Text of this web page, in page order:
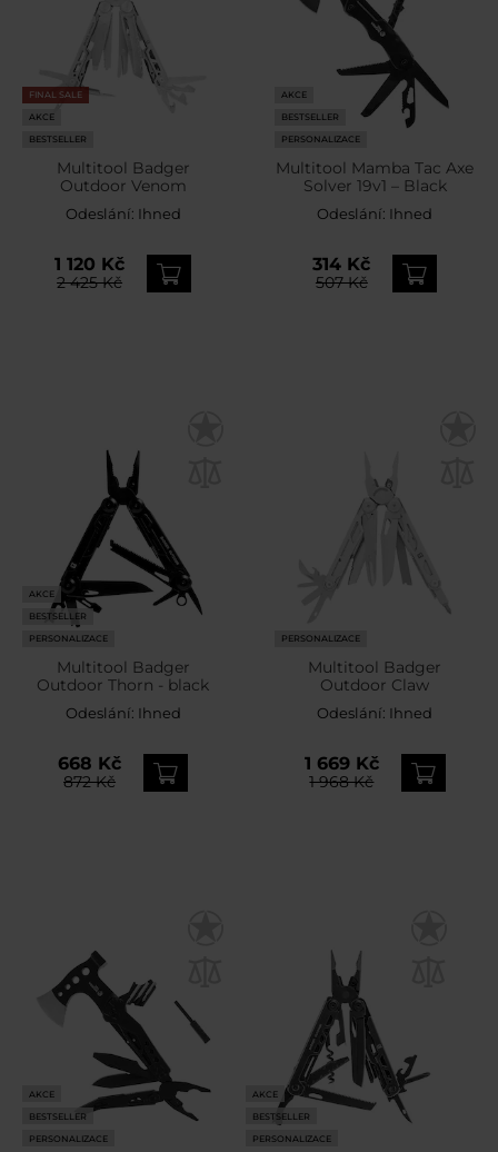
FINAL SALE
AKCE
BESTSELLER
Multitool Badger
Outdoor Venom
Odeslání: Ihned
1 120 Kč
2 425 Kč
AKCE
BESTSELLER
PERSONALIZACE
Multitool Mamba Tac Axe
Solver 19v1 – Black
Odeslání: Ihned
314 Kč
507 Kč
AKCE
BESTSELLER
PERSONALIZACE
Multitool Badger
Outdoor Thorn - black
Odeslání: Ihned
668 Kč
872 Kč
PERSONALIZACE
Multitool Badger
Outdoor Claw
Odeslání: Ihned
1 669 Kč
1 968 Kč
AKCE
BESTSELLER
PERSONALIZACE
AKCE
BESTSELLER
PERSONALIZACE